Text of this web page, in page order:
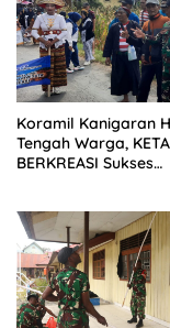
Koramil Kanigaran
Tengah Warga,
BERKREASI Sukses